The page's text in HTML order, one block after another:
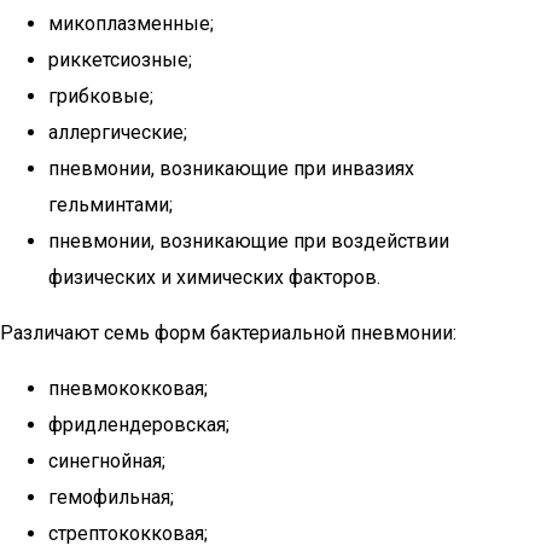
микоплазменные;
риккетсиозные;
грибковые;
аллергические;
пневмонии, возникающие при инвазиях
гельминтами;
пневмонии, возникающие при воздействии
физических и химических факторов.
Различают семь форм бактериальной пневмонии:
пневмококковая;
фридлендеровская;
синегнойная;
гемофильная;
стрептококковая;